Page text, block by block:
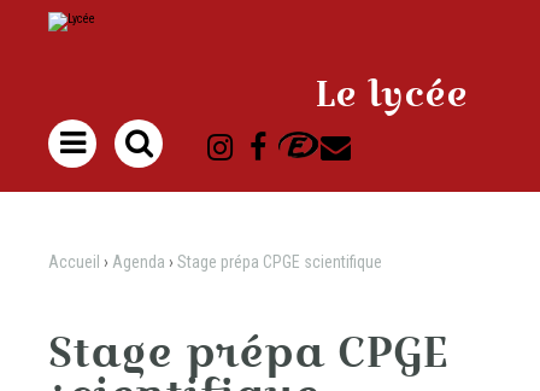
au
contenu.
personnels
Le lycée

Accueil › Agenda › Stage prépa CPGE scientifique
Stage prépa CPGE